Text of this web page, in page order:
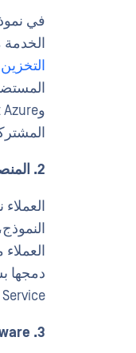
الخدمة
2. المنصة كخدمة (PaaS)
3. Software كخدمة (SaaS)